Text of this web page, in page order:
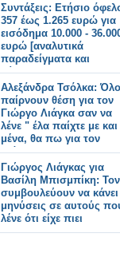
Συντάξεις: Ετήσιο
357 έως 1.265 ευρώ για
εισόδημα 10.000 -
ευρώ [αναλυτικά
παραδείγματα και
πίνακες]
Αλεξάνδρα Τσόλκα:
παίρνουν θέση για τον
Γιώργο Λιάγκα σαν να
λένε " έλα παίχτε με και
μένα, θα πω για τον
Λιάγκα"
Γιώργος Λιάγκας για
Βασίλη Μπισμπίκη: Τον
συμβουλεύουν να κάνει
μηνύσεις σε αυτούς
λένε ότι είχε πιει